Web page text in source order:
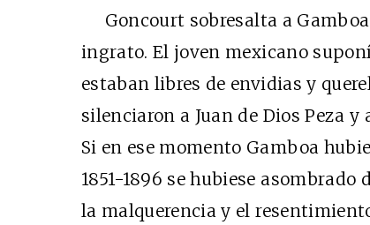
Goncourt sobresalta a Gamboa
ingrato. El joven mexicano
estaban libres de envidias y
silenciaron a Juan de Dios Peza y
Si en ese momento Gamboa
1851-1896 se hubiese
la malquerencia y el